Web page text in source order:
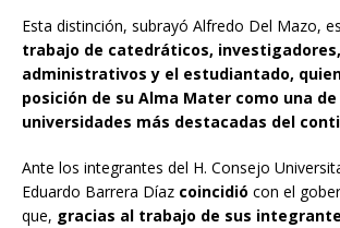
Esta distinción, subrayó Alfredo Del Mazo, es
trabajo de catedráticos,
administrativos y el estudiantado,
posición de su Alma Mater como una de
universidades más destacadas del
Ante los integrantes del H. Consejo
Eduardo Barrera Díaz coincidió con el
que, gracias al trabajo de sus